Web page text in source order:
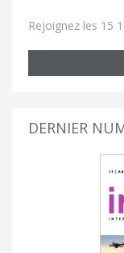
Rejoignez les 15
DERNIER